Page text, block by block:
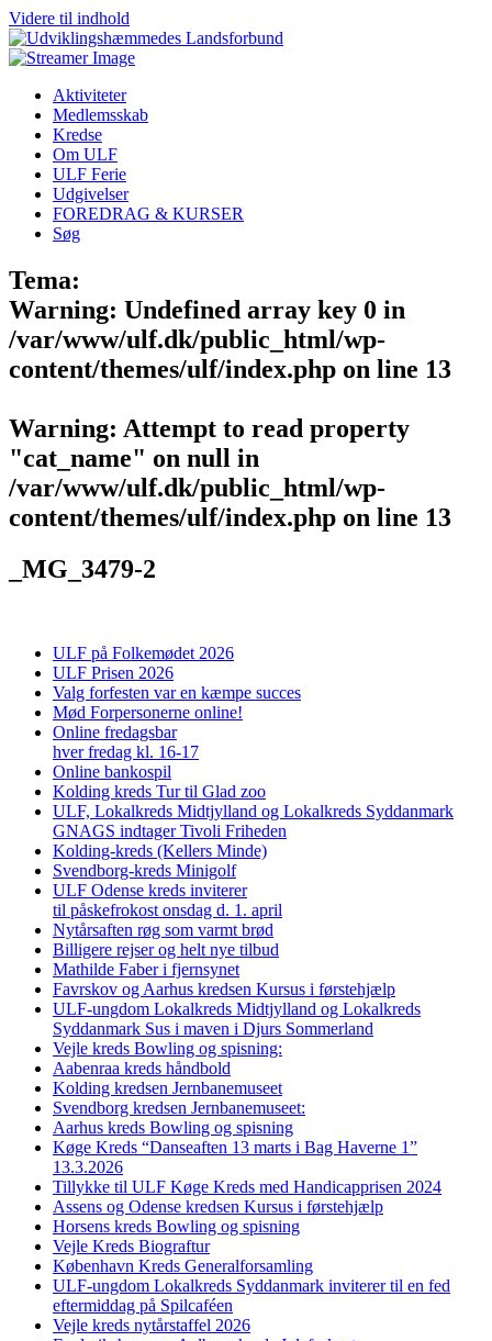
Videre til indhold
Aktiviteter
Medlemsskab
Kredse
Om ULF
ULF Ferie
Udgivelser
FOREDRAG & KURSER
Søg
Tema:
Warning: Undefined array key 0 in
/var/www/ulf.dk/public_html/wp-
content/themes/ulf/index.php on line 13
Warning: Attempt to read property
"cat_name" on null in
/var/www/ulf.dk/public_html/wp-
content/themes/ulf/index.php on line 13
_MG_3479-2
ULF på Folkemødet 2026
ULF Prisen 2026
Valg forfesten var en kæmpe succes
Mød Forpersonerne online!
Online fredagsbar
hver fredag kl. 16-17
Online bankospil
Kolding kreds Tur til Glad zoo
ULF, Lokalkreds Midtjylland og Lokalkreds Syddanmark
GNAGS indtager Tivoli Friheden
Kolding-kreds (Kellers Minde)
Svendborg-kreds Minigolf
ULF Odense kreds inviterer
til påskefrokost onsdag d. 1. april
Nytårsaften røg som varmt brød
Billigere rejser og helt nye tilbud
Mathilde Faber i fjernsynet
Favrskov og Aarhus kredsen Kursus i førstehjælp
ULF-ungdom Lokalkreds Midtjylland og Lokalkreds
Syddanmark Sus i maven i Djurs Sommerland
Vejle kreds Bowling og spisning:
Aabenraa kreds håndbold
Kolding kredsen Jernbanemuseet
Svendborg kredsen Jernbanemuseet:
Aarhus kreds Bowling og spisning
Køge Kreds “Danseaften 13 marts i Bag Haverne 1”
13.3.2026
Tillykke til ULF Køge Kreds med Handicapprisen 2024
Assens og Odense kredsen Kursus i førstehjælp
Horsens kreds Bowling og spisning
Vejle Kreds Biograftur
København Kreds Generalforsamling
ULF-ungdom Lokalkreds Syddanmark inviterer til en fed
eftermiddag på Spilcaféen
Vejle kreds nytårstaffel 2026